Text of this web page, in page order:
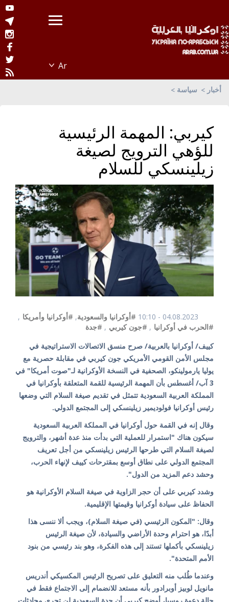
أخبار سياسة
كيربي: المهمة الرئيسية
للؤهي الترويج لصيغة
زيلينسكي للسلام
04.08.2023 - 10:10 #أوكرانيا والسعودية, #أوكرانيا وأمريكا ,
#الحرب في أوكرانيا , #جون كيربي , #جدة
كييف/ أوكرانيا بالعربية/ صرح منسق الاتصالات الاستراتيجية في
مجلس الأمن القومي الأمريكي جون كيربي في مقابلة حصرية مع
يوليا يارمولينكو، الصحفية في النسخة الأوكرانية لـ"صوت أمريكا" في
3 آب/ أغسطس بأن المهمة الرئيسية للقمة المتعلقة بأوكرانيا في
المملكة العربية السعودية تتمثل في تقديم صيغة السلام التي وضعها
رئيس أوكرانيا فولوديمير زيلينسكي إلى المجتمع الدولي.
وقال إنه في القمة حول أوكرانيا في المملكة العربية السعودية
سيكون هناك "استمرار للعملية التي بدأت منذ عدة أشهر، والترويج
لصيغة السلام التي طرحها الرئيس زيلينسكي من أجل تعريف
المجتمع الدولي على نطاق أوسع بمقترحات كييف لإنهاء الحرب،
وحشد دعم المزيد من الدول".
وشدد كيربي على أن حجر الزاوية في صيغة السلام الأوكرانية هو
الحفاظ على سيادة أوكرانيا وقيمتها الإقليمية.
وقال: "المكون الرئيسي (في صيغة السلام)، ويجب ألا ننسى هذا
أبدًا، هو احترام وحدة الأراضي والسيادة، لأن صيغة الرئيس
زيلينسكي بأكملها تستند إلى هذه الفكرة، وهو بند رئيسي من بنود
الأمم المتحدة".
وعندما طُلب منه التعليق على تصريح الرئيس المكسيكي أندريس
مانويل لوبيز أوبرادور بأنه مستعد للانضمام إلى الاجتماع فقط في